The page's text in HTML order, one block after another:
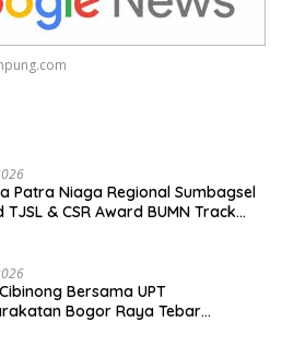
Patra Niaga Regional Sumbagsel
TJSL & CSR Award BUMN Track
Bersama UPT
Bogor Raya Tebar